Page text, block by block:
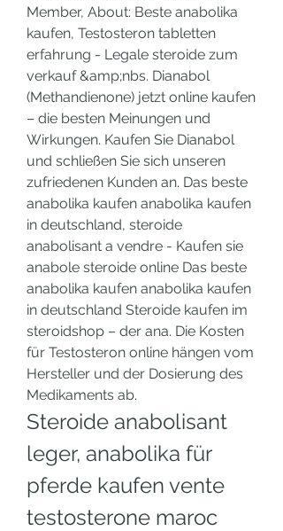
Member, About: Beste anabolika
kaufen, Testosteron tabletten
erfahrung - Legale steroide zum
verkauf &amp;nbs. Dianabol
(Methandienone) jetzt online kaufen
– die besten Meinungen und
Wirkungen. Kaufen Sie Dianabol
und schließen Sie sich unseren
zufriedenen Kunden an. Das beste
anabolika kaufen anabolika kaufen
in deutschland, steroide
anabolisant a vendre - Kaufen sie
anabole steroide online Das beste
anabolika kaufen anabolika kaufen
in deutschland Steroide kaufen im
steroidshop – der ana. Die Kosten
für Testosteron online hängen vom
Hersteller und der Dosierung des
Medikaments ab.
Steroide anabolisant
leger, anabolika für
pferde kaufen vente
testosterone maroc